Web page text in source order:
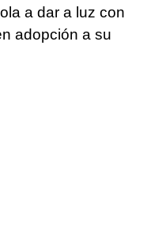
a dar a luz con
adopción a su